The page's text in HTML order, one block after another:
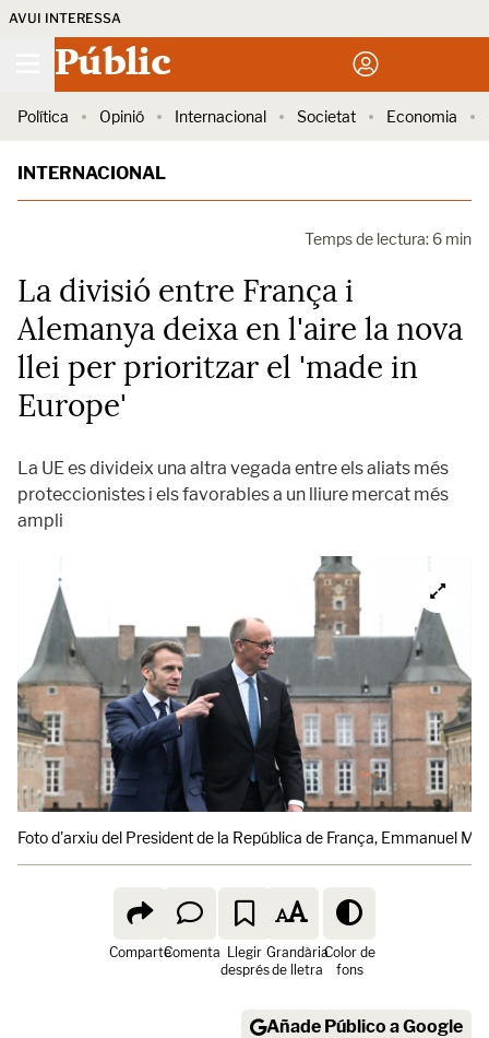
AVUI INTERESSA
Públic
Política Opinió Internacional Societat Economia
INTERNACIONAL
Temps de lectura: 6 min
La divisió entre França i
Alemanya deixa en l'aire la nova
llei per prioritzar el 'made in
Europe'
La UE es divideix una altra vegada entre els aliats més
proteccionistes i els favorables a un lliure mercat més
ampli
Foto d'arxiu del President de la República de França, Emmanuel
ComparteComenta Llegir
després
Grandària
de lletra
Color de
fons
Añade Público a Google